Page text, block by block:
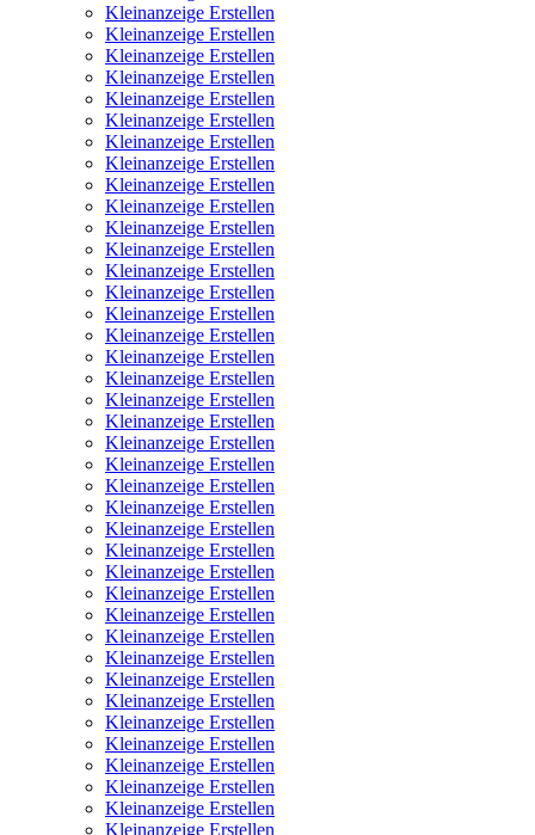
Kleinanzeige Erstellen
Kleinanzeige Erstellen
Kleinanzeige Erstellen
Kleinanzeige Erstellen
Kleinanzeige Erstellen
Kleinanzeige Erstellen
Kleinanzeige Erstellen
Kleinanzeige Erstellen
Kleinanzeige Erstellen
Kleinanzeige Erstellen
Kleinanzeige Erstellen
Kleinanzeige Erstellen
Kleinanzeige Erstellen
Kleinanzeige Erstellen
Kleinanzeige Erstellen
Kleinanzeige Erstellen
Kleinanzeige Erstellen
Kleinanzeige Erstellen
Kleinanzeige Erstellen
Kleinanzeige Erstellen
Kleinanzeige Erstellen
Kleinanzeige Erstellen
Kleinanzeige Erstellen
Kleinanzeige Erstellen
Kleinanzeige Erstellen
Kleinanzeige Erstellen
Kleinanzeige Erstellen
Kleinanzeige Erstellen
Kleinanzeige Erstellen
Kleinanzeige Erstellen
Kleinanzeige Erstellen
Kleinanzeige Erstellen
Kleinanzeige Erstellen
Kleinanzeige Erstellen
Kleinanzeige Erstellen
Kleinanzeige Erstellen
Kleinanzeige Erstellen
Kleinanzeige Erstellen
Kleinanzeige Erstellen